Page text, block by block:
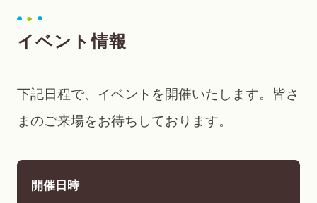
イベント情報
下記日程で、イベントを開催いたします。皆さ
まのご来場をお待ちしております。
開催日時